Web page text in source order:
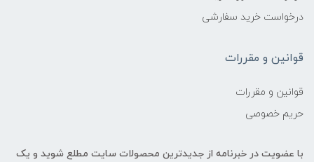
درخواست خرید سفارشی
قوانین و مقررات
قوانین و مقررات
حریم خصوصی
با عضویت در خبرنامه از جدیدترین محصولات سایت مطلع شوید و یک